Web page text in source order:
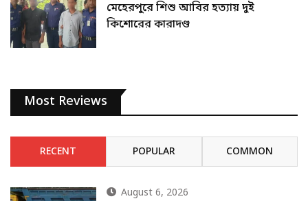
মেহেরপুরে শিশু আবির হত্যায় দুই
কিশোরের কারাদণ্ড
Most Reviews
RECENT POPULAR COMMON
August 6, 2026